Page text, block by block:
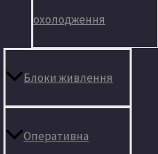
охолодження
Блоки живлення
Оперативна